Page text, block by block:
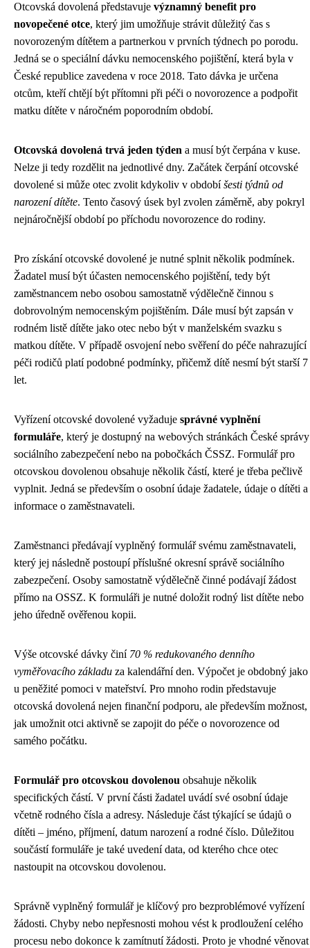
Otcovská dovolená představuje významný benefit pro
novopečené otce, který jim umožňuje strávit důležitý čas s
novorozeným dítětem a partnerkou v prvních týdnech po porodu.
Jedná se o speciální dávku nemocenského pojištění, která byla v
České republice zavedena v roce 2018. Tato dávka je určena
otcům, kteří chtějí být přítomni při péči o novorozence a podpořit
matku dítěte v náročném poporodním období.
Otcovská dovolená trvá jeden týden a musí být čerpána v kuse.
Nelze ji tedy rozdělit na jednotlivé dny. Začátek čerpání otcovské
dovolené si může otec zvolit kdykoliv v obdobíšesti týdnů od
narození dítěte. Tento časový úsek byl zvolen záměrně, aby pokryl
nejnáročnější období po příchodu novorozence do rodiny.
Pro získání otcovské dovolené je nutné splnit několik podmínek.
Žadatel musí být účasten nemocenského pojištění, tedy být
zaměstnancem nebo osobou samostatně výdělečně činnou s
dobrovolným nemocenským pojištěním. Dále musí být zapsán v
rodném listě dítěte jako otec nebo být v manželském svazku s
matkou dítěte. V případě osvojení nebo svěření do péče nahrazující
péči rodičů platí podobné podmínky, přičemž dítě nesmí být starší 7
let.
Vyřízení otcovské dovolené vyžaduje správné vyplnění
formuláře, který je dostupný na webových stránkách České správy
sociálního zabezpečení nebo na pobočkách ČSSZ. Formulář pro
otcovskou dovolenou obsahuje několik částí, které je třeba pečlivě
vyplnit. Jedná se především o osobní údaje žadatele, údaje o dítěti a
informace o zaměstnavateli.
Zaměstnanci předávají vyplněný formulář svému zaměstnavateli,
který jej následně postoupí příslušné okresní správě sociálního
zabezpečení. Osoby samostatně výdělečně činné podávají žádost
přímo na OSSZ. K formuláři je nutné doložit rodný list dítěte nebo
jeho úředně ověřenou kopii.
Výše otcovské dávky činí 70 % redukovaného denního
vyměřovacího základu za kalendářní den. Výpočet je obdobný jako
u peněžité pomoci v mateřství. Pro mnoho rodin představuje
otcovská dovolená nejen finanční podporu, ale především možnost,
jak umožnit otci aktivně se zapojit do péče o novorozence od
samého počátku.
Formulář pro otcovskou dovolenou obsahuje několik
specifických částí. V první části žadatel uvádí své osobní údaje
včetně rodného čísla a adresy. Následuje část týkající se údajů o
dítěti – jméno, příjmení, datum narození a rodné číslo. Důležitou
součástí formuláře je také uvedení data, od kterého chce otec
nastoupit na otcovskou dovolenou.
Správně vyplněný formulář je klíčový pro bezproblémové vyřízení
žádosti. Chyby nebo nepřesnosti mohou vést k prodloužení celého
procesu nebo dokonce k zamítnutí žádosti. Proto je vhodné věnovat